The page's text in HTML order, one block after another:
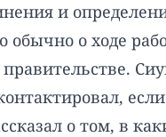
и
о ходе
о том, в